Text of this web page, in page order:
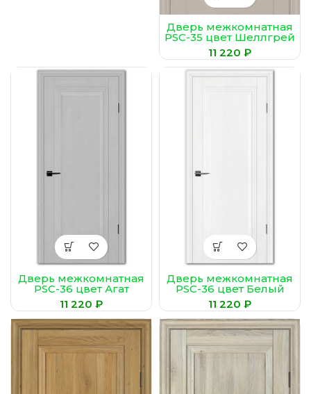
Дверь межкомнатная
PSC-35 цвет Шеллгрей
₽
Дверь межкомнатная
PSC-36 цвет Агат
₽
Дверь межкомнатная
PSC-36 цвет Белый
₽